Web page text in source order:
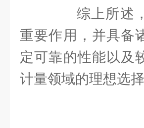
综上所述，
重要作用，并具备
定可靠的性能以及
计量领域的理想选择